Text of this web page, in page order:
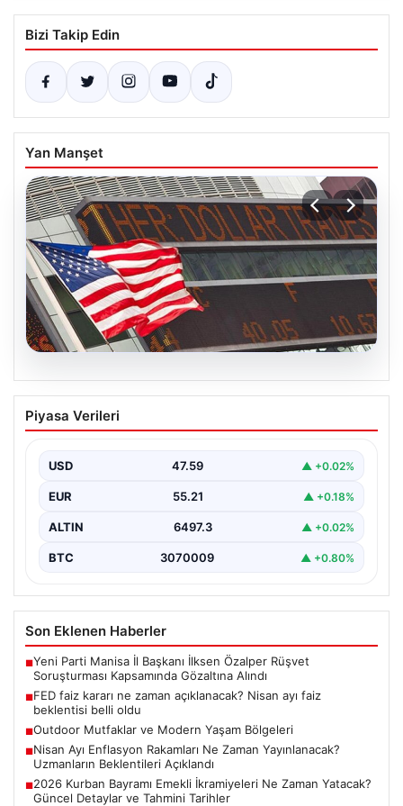
Bizi Takip Edin
Yan Manşet
05.08.2026
FED faiz kararı ne zaman açıklanacak?
Nisan ayı faiz beklentisi belli oldu
Piyasa Verileri
USD 47.59 ▲ +0.02%
EUR 55.21 ▲ +0.18%
ALTIN 6497.3 ▲ +0.02%
BTC 3070009 ▲ +0.80%
Son Eklenen Haberler
■Yeni Parti Manisa İl Başkanı İlksen Özalper Rüşvet
Soruşturması Kapsamında Gözaltına Alındı
■FED faiz kararı ne zaman açıklanacak? Nisan ayı faiz
beklentisi belli oldu
■Outdoor Mutfaklar ve Modern Yaşam Bölgeleri
■Nisan Ayı Enflasyon Rakamları Ne Zaman Yayınlanacak?
Uzmanların Beklentileri Açıklandı
■2026 Kurban Bayramı Emekli İkramiyeleri Ne Zaman Yatacak?
Güncel Detaylar ve Tahmini Tarihler